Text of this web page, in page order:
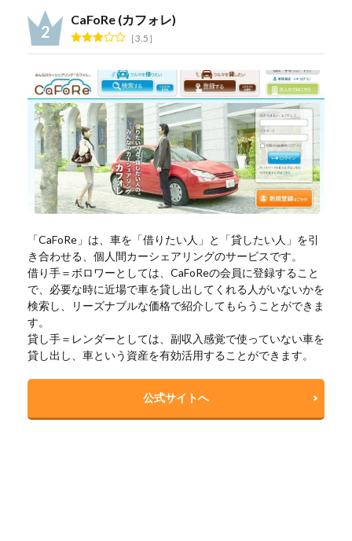
CaFoRe (カフォレ)
3.5
「CaFoRe」は、車を「借りたい人」と「貸したい人」を引
き合わせる、個人間カーシェアリングのサービスです。
借り手＝ボロワーとしては、CaFoReの会員に登録すること
で、必要な時に近場で車を貸し出してくれる人がいないかを
検索し、リーズナブルな価格で紹介してもらうことができま
す。
貸し手＝レンダーとしては、副収入感覚で使っていない車を
貸し出し、車という資産を有効活用することができます。
公式サイトへ